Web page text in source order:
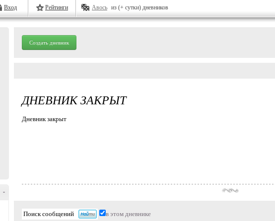
Вход Рейтинги Авось из (+ сутки) дневников
-
Создать дневник
ДНЕВНИК ЗАКРЫТ
Дневник закрыт
в этом дневнике